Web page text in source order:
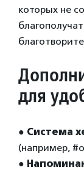
которых не
для
● Система
(например,
●